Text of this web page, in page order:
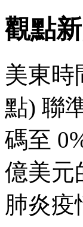
觀點
美東時
點) 聯
碼至
億美元
肺炎疫